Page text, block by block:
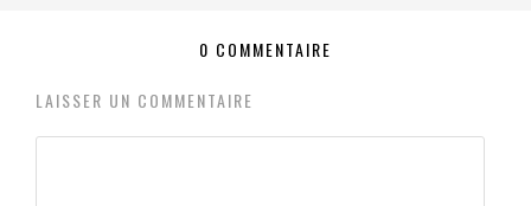
0 COMMENTAIRE
LAISSER UN COMMENTAIRE